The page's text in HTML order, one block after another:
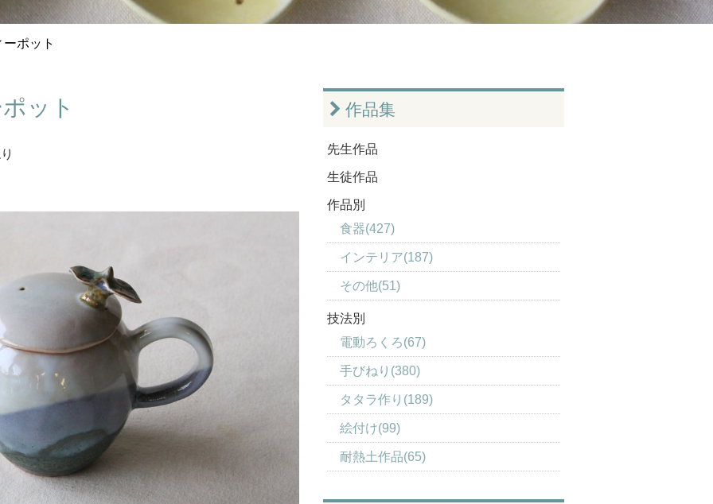
ポット
ット 作品集
先生作品
生徒作品
作品別
食器(427)
インテリア(187)
その他(51)
技法別
電動ろくろ(67)
手びねり(380)
タタラ作り(189)
絵付け(99)
耐熱土作品(65)